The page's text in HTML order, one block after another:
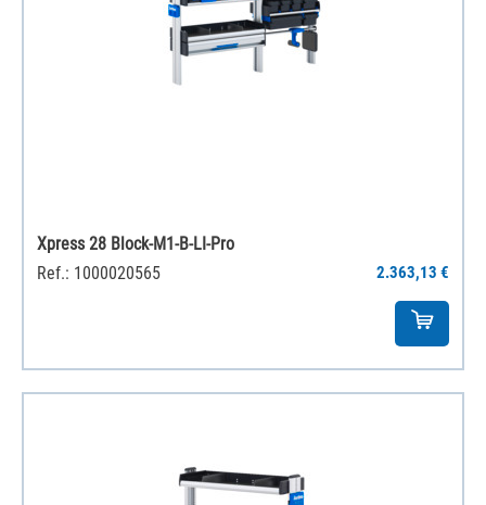
Xpress 28 Block-M1-B-LI-Pro
Ref.: 1000020565
2.363,13 €